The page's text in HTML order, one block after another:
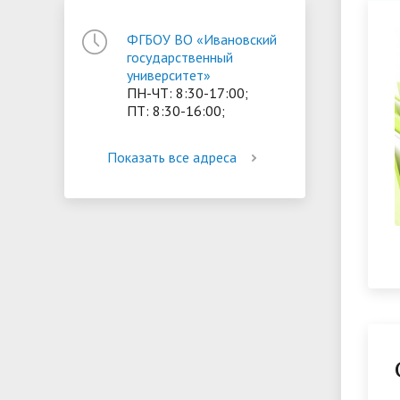
• Конкурсы на замещение
•
• Вход
• Олимпиада "Большие надежды
малых городов"
ориентации и содействия
трудоустройству выпускников
«Карьера»
•
• Платные образовательные услуги
• Стипендии и меры поддержки
обучающихся
•
• Абитуриенту
•
образовательной организации
ФГБОУ ВО «Ивановский
государственный
университет»
ПН-ЧТ: 8:30-17:00;
ПТ: 8:30-16:00;
Показать все адреса